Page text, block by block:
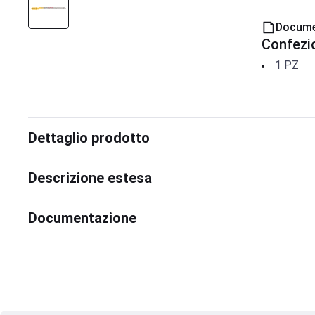
1 PZ
Dettaglio prodotto
Descrizione estesa
Documentazione